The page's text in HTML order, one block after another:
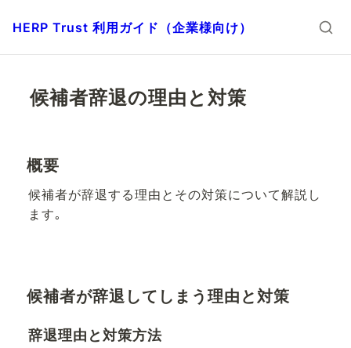
HERP Trust 利用ガイド（企業様向け）
候補者辞退の理由と対策
概要
候補者が辞退する理由とその対策について解説し
ます｡
候補者が辞退してしまう理由と対策
辞退理由と対策方法